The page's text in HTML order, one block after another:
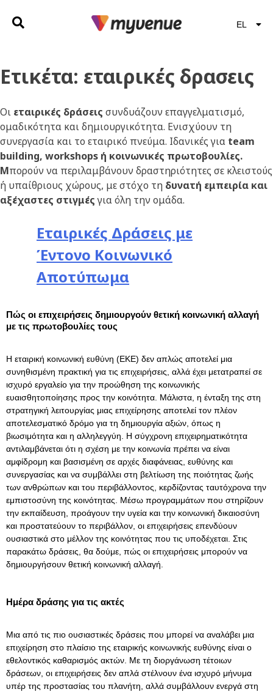
EL
EN
Ετικέτα: εταιρικές δρασεις
Οι εταιρικές δράσεις συνδυάζουν επαγγελματισμό,
ομαδικότητα και δημιουργικότητα. Ενισχύουν τη
συνεργασία και το εταιρικό πνεύμα. Ιδανικές για team
building, workshops ή κοινωνικές πρωτοβουλίες.
Μπορούν να περιλαμβάνουν δραστηριότητες σε κλειστούς
ή υπαίθριους χώρους, με στόχο τη δυνατή εμπειρία και
αξέχαστες στιγμέςγια όλη την ομάδα.
Εταιρικές Δράσεις με
Έντονο Κοινωνικό
Αποτύπωμα
Πώς οι επιχειρήσεις δημιουργούν θετική κοινωνική αλλαγή
με τις πρωτοβουλίες τους
Η εταιρική κοινωνική ευθύνη (ΕΚΕ) δεν απλώς αποτελεί μια
συνηθισμένη πρακτική για τις επιχειρήσεις, αλλά έχει μετατραπεί σε
ισχυρό εργαλείο για την προώθηση της κοινωνικής
ευαισθητοποίησης προς την κοινότητα. Μάλιστα, η ένταξη της στη
στρατηγική λειτουργίας μιας επιχείρησης αποτελεί τον πλέον
αποτελεσματικό δρόμο για τη δημιουργία αξιών, όπως η
βιωσιμότητα και η αλληλεγγύη. Η σύγχρονη επιχειρηματικότητα
αντιλαμβάνεται ότι η σχέση με την κοινωνία πρέπει να είναι
αμφίδρομη και βασισμένη σε αρχές διαφάνειας, ευθύνης και
συνεργασίας και να συμβάλλει στη βελτίωση της ποιότητας ζωής
των ανθρώπων και του περιβάλλοντος, κερδίζοντας ταυτόχρονα την
εμπιστοσύνη της κοινότητας. Μέσω προγραμμάτων που στηρίζουν
την εκπαίδευση, προάγουν την υγεία και την κοινωνική δικαιοσύνη
και προστατεύουν το περιβάλλον, οι επιχειρήσεις επενδύουν
ουσιαστικά στο μέλλον της κοινότητας που τις υποδέχεται. Στις
παρακάτω δράσεις, θα δούμε, πώς οι επιχειρήσεις μπορούν να
δημιουργήσουν θετική κοινωνική αλλαγή.
Ημέρα δράσης για τις ακτές
Μια από τις πιο ουσιαστικές δράσεις που μπορεί να αναλάβει μια
επιχείρηση στο πλαίσιο της εταιρικής κοινωνικής ευθύνης είναι ο
εθελοντικός καθαρισμός ακτών. Με τη διοργάνωση τέτοιων
δράσεων, οι επιχειρήσεις δεν απλά στέλνουν ένα ισχυρό μήνυμα
υπέρ της προστασίας του πλανήτη, αλλά συμβάλλουν ενεργά στη